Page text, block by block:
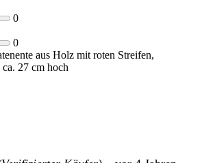
0
0
aus Holz mit roten Streifen,
27 cm hoch